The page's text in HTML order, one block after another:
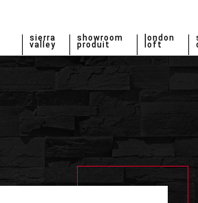
sierra
valley
showroom
produit
london
loft